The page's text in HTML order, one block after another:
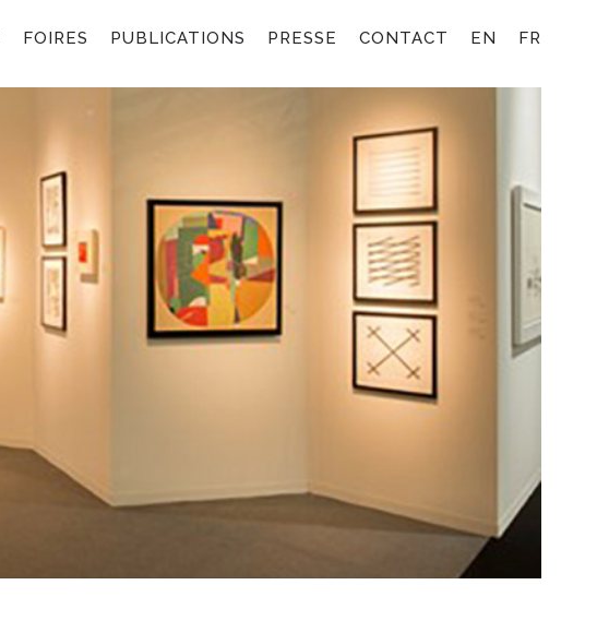
FOIRES PUBLICATIONS PRESSE CONTACT EN FR